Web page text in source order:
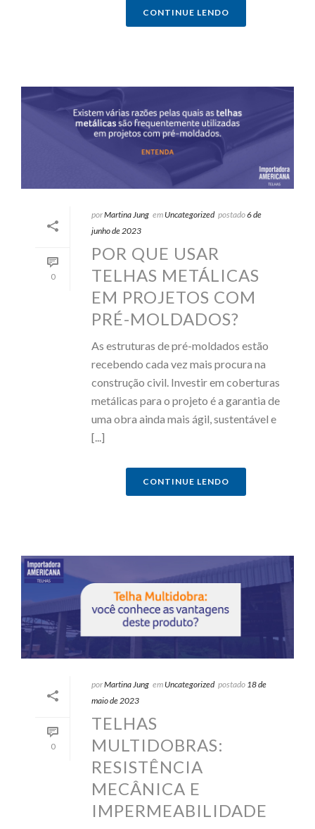
CONTINUE LENDO
0
porMartina Jung em Uncategorized postado6 de
junho de 2023
POR QUE USAR
TELHAS METÁLICAS
EM PROJETOS COM
PRÉ-MOLDADOS?
As estruturas de pré-moldados estão
recebendo cada vez mais procura na
construção civil. Investir em coberturas
metálicas para o projeto é a garantia de
uma obra ainda mais ágil, sustentável e
[...]
CONTINUE LENDO
0
porMartina Jung em Uncategorized postado 18 de
maio de 2023
TELHAS
MULTIDOBRAS:
RESISTÊNCIA
MECÂNICA E
IMPERMEABILIDADE